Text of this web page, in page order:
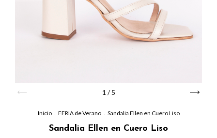
1 /5
Inicio FERIA de Verano Sandalia Ellen en Cuero Liso
Sandalia Ellen en Cuero Liso